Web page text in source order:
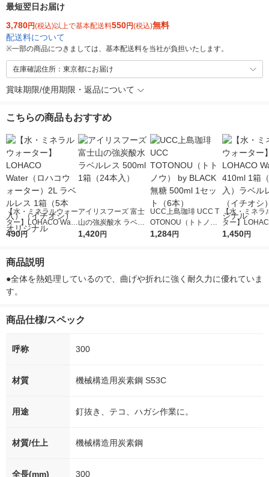
最短翌日お届け
3,780円(税込)以上で基本配送料550円(税込)無料
配送料について
※一部の商品につきましては、基本配送料を当社が負担いたします。
在庫確認住所：東京都にお届け
賞味期限/使用期限・返品について
こちらの商品もおすすめ
【水・ミネラルウォー
ター】LOHACO Wate
r（ロハコウォータ
シ） オリジナル
490円
アイリスフーズ 富士
山の強炭酸水 ラベル
レス 500ml 1箱（24
1,420円
UCC上島珈琲 UCC T
OTONOU（トトノ
ウ） by BLACK無糖 5
1,284円
【水・ミネラ
ター】
r 410ml 1箱（
1,450円
商品説明
●全体を熱処理しているので、曲げや折れに強く耐久力に優れていま
す。
商品仕様/スペック
呼称 300
材質 機械構造用炭素鋼 S53C
用途 釘抜き、テコ、ハガシ作業に。
材質/仕上 機械構造用炭素鋼
全長(mm) 300